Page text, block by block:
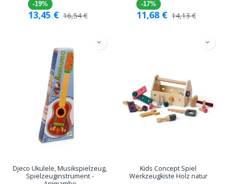
-19%
13,45 € 16,54€
-17%
11,68 € 14,13€
Djeco Ukulele, Musikspielzeug,
Spielzeuginstrument -
Kids Concept Spiel
Werkzeugkiste Holz natur